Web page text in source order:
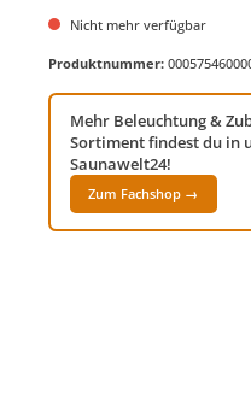
Nicht mehr verfügbar
Produktnummer:
Mehr Beleuchtung &
Sortiment findest du in
Saunawelt24!
Zum Fachshop →